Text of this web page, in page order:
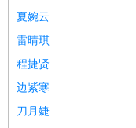
夏婉云
雷晴琪
程捷贤
边紫寒
刀月婕